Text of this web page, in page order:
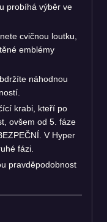
probíhá výběr ve
cvičnou loutku,
emblémy
náhodnou
krabi, kteří po
ovšem od 5. fáze
V Hyper
fázi.
pravděpodobnost